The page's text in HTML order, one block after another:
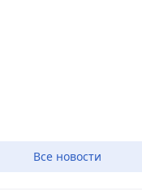
Все новости